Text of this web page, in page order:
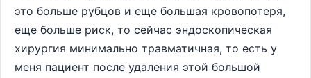
это больше рубцов и еще большая кровопотеря,
еще больше риск, то сейчас эндоскопическая
хирургия минимально травматичная, то есть у
меня пациент после удаления этой большой